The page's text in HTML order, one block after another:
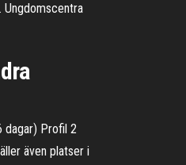
Ungdomscentra
dagar) Profil 2
även platser i